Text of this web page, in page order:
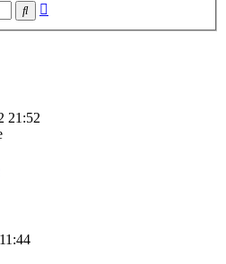
Suche
21:52